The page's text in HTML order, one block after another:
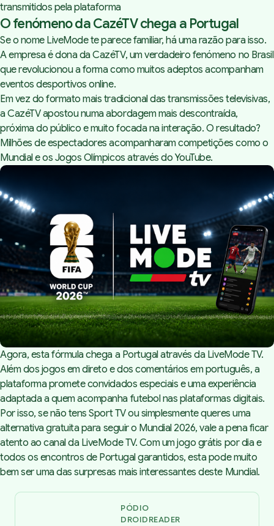
transmitidos pela plataforma
O fenómeno da CazéTV chega a Portugal
Se o nome LiveMode te parece familiar, há uma razão para isso.
A empresa é dona da CazéTV, um verdadeiro fenómeno no Brasil
que revolucionou a forma como muitos adeptos acompanham
eventos desportivos online.
Em vez do formato mais tradicional das transmissões televisivas,
a CazéTV apostou numa abordagem mais descontraída,
próxima do público e muito focada na interação. O resultado?
Milhões de espectadores acompanharam competições como o
Mundial e os Jogos Olímpicos através do YouTube.
Agora, esta fórmula chega a Portugal através da LiveMode TV.
Além dos jogos em direto e dos comentários em português, a
plataforma promete convidados especiais e uma experiência
adaptada a quem acompanha futebol nas plataformas digitais.
Por isso, se não tens Sport TV ou simplesmente queres uma
alternativa gratuita para seguir o Mundial 2026, vale a pena ficar
atento ao canal da LiveMode TV. Com um jogo grátis por dia e
todos os encontros de Portugal garantidos, esta pode muito
bem ser uma das surpresas mais interessantes deste Mundial.
PÓDIO
DROIDREADER